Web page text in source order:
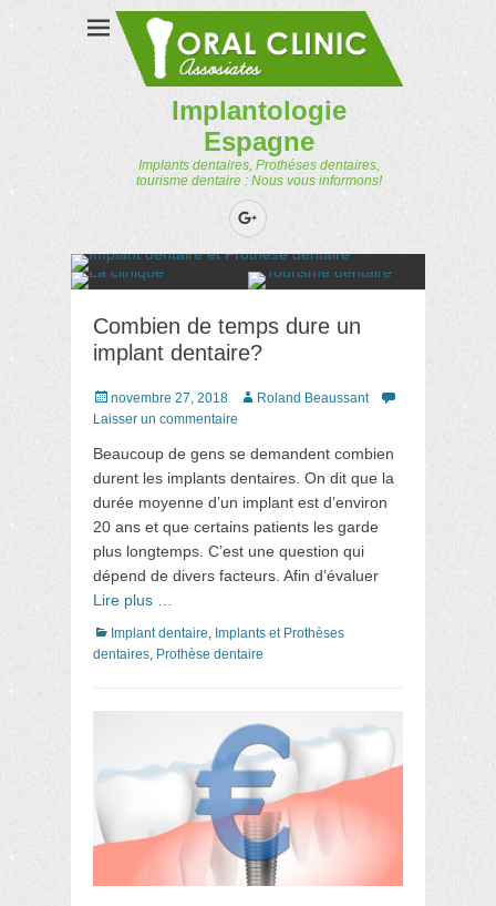
Implantologie
Espagne
Implants dentaires, Prothéses dentaires,
tourisme dentaire : Nous vous informons!
Googleplus
Combien de temps dure un
implant dentaire?
Posté
le
novembre 27, 2018 AuteurRoland Beaussant
Laisser un commentaire
Beaucoup de gens se demandent combien
durent les implants dentaires. On dit que la
durée moyenne d’un implant est d’environ
20 ans et que certains patients les garde
plus longtemps. C’est une question qui
dépend de divers facteurs. Afin d’évaluer
Lire plus …
Catégories
Implant dentaire, Implants et Prothèses
dentaires, Prothèse dentaire